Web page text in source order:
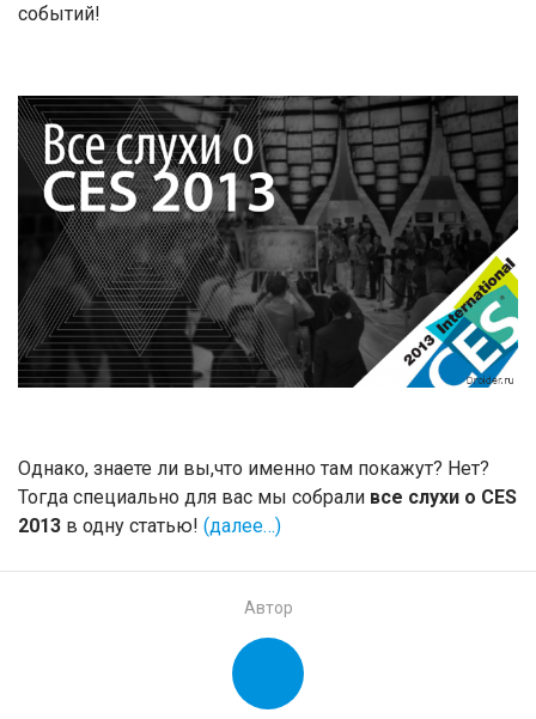
событий!
Однако, знаете ли вы,что именно там покажут? Нет?
Тогда специально для вас мы собрали все слухи о CES
2013 в одну статью! (далее…)
Автор